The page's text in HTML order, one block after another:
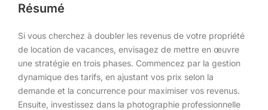
Résumé
Si vous cherchez à doubler les revenus de votre propriété
de location de vacances, envisagez de mettre en œuvre
une stratégie en trois phases. Commencez par la gestion
dynamique des tarifs, en ajustant vos prix selon la
demande et la concurrence pour maximiser vos revenus.
Ensuite, investissez dans la photographie professionnelle